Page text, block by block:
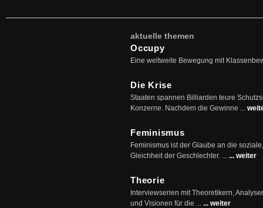
aktuelle themen
Occupy
Eine weltweite Bewegung mit
Die Krise
Staaten spannen Billiarden teure
Konzerne. Nachdem die Gewinne ...
Feminismus
Feminismus ist der Glaube an die
Gleichheit der Geschlechter. ... ... weiter
Theorie
Interviewserien mit Theoretikern,
und Visionen für die ... ... weiter